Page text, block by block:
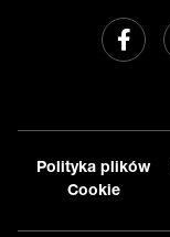
Polityka plików
Cookie